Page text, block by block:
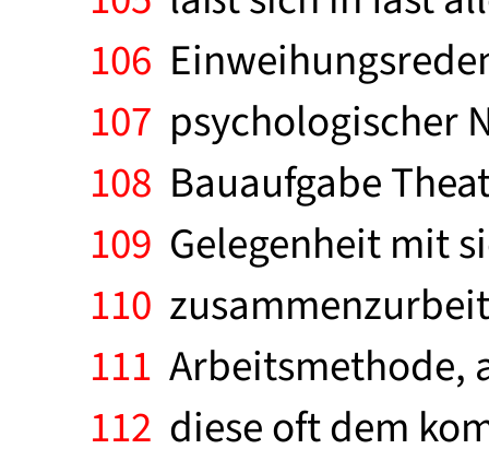
106
107 psychologischer
108 Bauaufgabe
109 Gelegenheit mit
110
111 Arbeitsmethode,
112 diese oft dem